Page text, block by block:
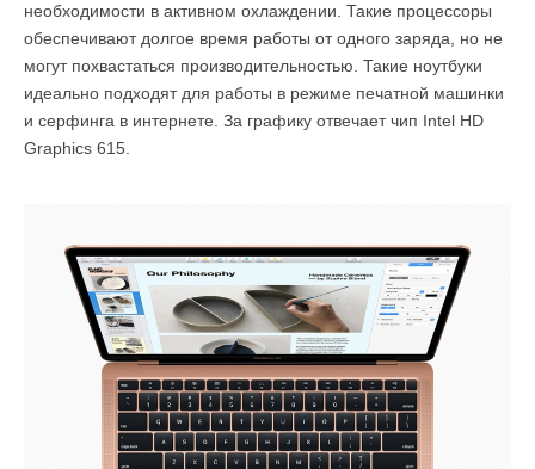
необходимости в активном охлаждении. Такие процессоры
обеспечивают долгое время работы от одного заряда, но не
могут похвастаться производительностью. Такие ноутбуки
идеально подходят для работы в режиме печатной машинки
и серфинга в интернете. За графику отвечает чип Intel HD
Graphics 615.